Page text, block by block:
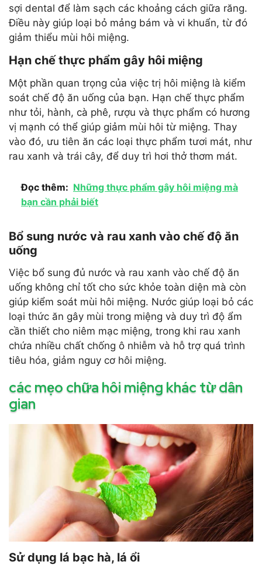
sợi dental để làm sạch các khoảng cách giữa răng.
Điều này giúp loại bỏ mảng bám và vi khuẩn, từ đó
giảm thiểu mùi hôi miệng.
Hạn chế thực phẩm gây hôi miệng
Một phần quan trọng của việc trị hôi miệng là kiểm
soát chế độ ăn uống của bạn. Hạn chế thực phẩm
như tỏi, hành, cà phê, rượu và thực phẩm có hương
vị mạnh có thể giúp giảm mùi hôi từ miệng. Thay
vào đó, ưu tiên ăn các loại thực phẩm tươi mát, như
rau xanh và trái cây, để duy trì hơi thở thơm mát.
Đọc thêm: Những thực phẩm gây hôi miệng mà
bạn cần phải biết
Bổ sung nước và rau xanh vào chế độ ăn
uống
Việc bổ sung đủ nước và rau xanh vào chế độ ăn
uống không chỉ tốt cho sức khỏe toàn diện mà còn
giúp kiểm soát mùi hôi miệng. Nước giúp loại bỏ các
loại thức ăn gây mùi trong miệng và duy trì độ ẩm
cần thiết cho niêm mạc miệng, trong khi rau xanh
chứa nhiều chất chống ô nhiễm và hỗ trợ quá trình
tiêu hóa, giảm nguy cơ hôi miệng.
các mẹo chữa hôi miệng khác từ dân
gian
Sử dụng lá bạc hà, lá ổi